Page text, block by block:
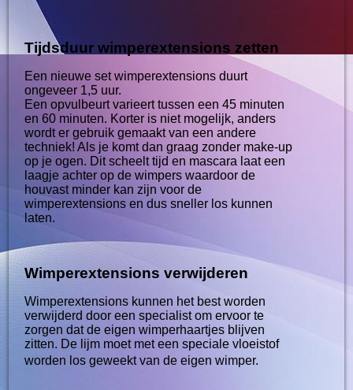
Tijdsduur wimperextensions zetten
Een nieuwe set wimperextensions duurt
ongeveer 1,5 uur.
Een opvulbeurt varieert tussen een 45 minuten
en 60 minuten. Korter is niet mogelijk, anders
wordt er gebruik gemaakt van een andere
techniek! Als je komt dan graag zonder make-up
op je ogen. Dit scheelt tijd en mascara laat een
laagje achter op de wimpers waardoor de
houvast minder kan zijn voor de
wimperextensions en dus sneller los kunnen
laten.
Wimperextensions verwijderen
Wimperextensions kunnen het best worden
verwijderd door een specialist om ervoor te
zorgen dat de eigen wimperhaartjes blijven
zitten. De lijm moet met een speciale vloeistof
worden los geweekt van de eigen wimper.